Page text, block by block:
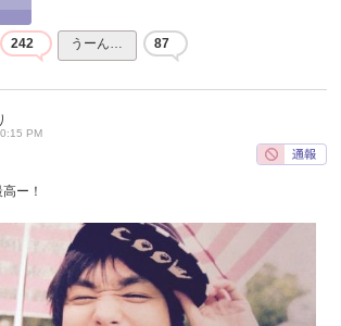
242 うーん… 87
PM
ー！